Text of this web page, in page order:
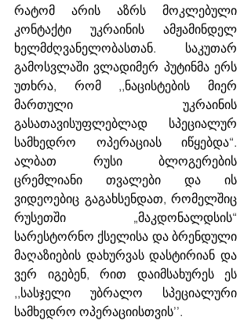
რატომ არის აზრს მოკლებული
კონტაქტი უკრაინის ამჟამინდელ
ხელმძღვანელობასთან. საკუთარ
გამოსვლაში ვლადიმერ პუტინმა ერს
უთხრა, რომ ,,ნაცისტების მიერ
მართული უკრაინის
გასათავისუფლებლად სპეციალურ
სამხედრო ოპერაციას იწყებდა“.
ალბათ რუსი ბლოგერების
ცრემლიანი თვალები და ის
ვიდეოებიც გაგახსენდათ, რომელშიც
რუსეთში „მაკდონალდსის“
სარესტორნო ქსელისა და ბრენდული
მაღაზიების დახურვას დასტირიან და
ვერ იგებენ, რით დაიმსახურეს ეს
,,სასჯელი უბრალო სპეციალური
სამხედრო ოპერაციისთვის’’.